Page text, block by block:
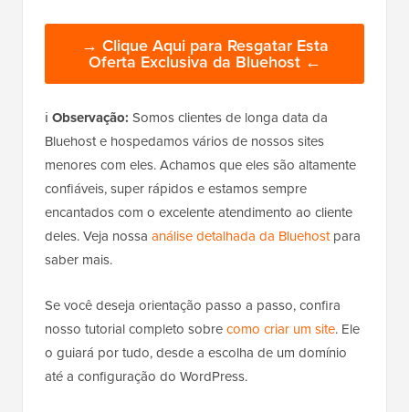
→ Clique Aqui para Resgatar Esta
Oferta Exclusiva da Bluehost ←
ℹ️ Observação: Somos clientes de longa data da
Bluehost e hospedamos vários de nossos sites
menores com eles. Achamos que eles são altamente
confiáveis, super rápidos e estamos sempre
encantados com o excelente atendimento ao cliente
deles. Veja nossa análise detalhada da Bluehostpara
saber mais.
Se você deseja orientação passo a passo, confira
nosso tutorial completo sobrecomo criar um site. Ele
o guiará por tudo, desde a escolha de um domínio
até a configuração do WordPress.